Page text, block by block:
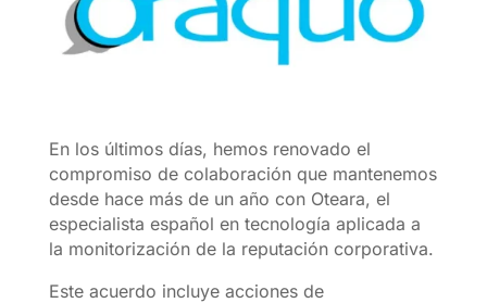
En los últimos días, hemos renovado el
compromiso de colaboración que mantenemos
desde hace más de un año con Oteara, el
especialista español en tecnología aplicada a
la monitorización de la reputación corporativa.
Este acuerdo incluye acciones de